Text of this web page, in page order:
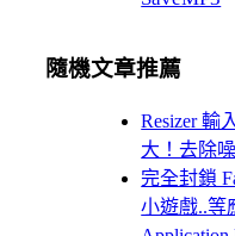
隨機文章推薦
Resizer 輸
大！去除
完全封鎖
小遊戲..等